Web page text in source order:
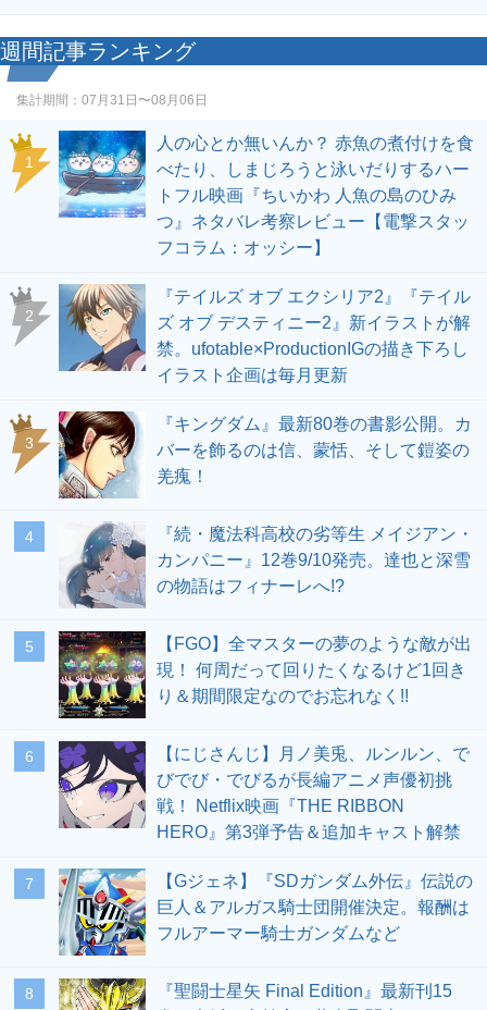
週間記事ランキング
集計期間： 07月31日〜08月06日
1
人の心とか無いんか？ 赤魚の煮付けを食
べたり、しまじろうと泳いだりするハー
トフル映画『ちいかわ 人魚の島のひみ
つ』ネタバレ考察レビュー【電撃スタッ
フコラム：オッシー】
2
『テイルズ オブ エクシリア2』『テイル
ズ オブ デスティニー2』新イラストが解
禁。ufotable×ProductionIGの描き下ろし
イラスト企画は毎月更新
3
『キングダム』最新80巻の書影公開。カ
バーを飾るのは信、蒙恬、そして鎧姿の
羌瘣！
4
『続・魔法科高校の劣等生 メイジアン・
カンパニー』12巻9/10発売。達也と深雪
の物語はフィナーレへ!?
5
【FGO】全マスターの夢のような敵が出
現！ 何周だって回りたくなるけど1回き
り＆期間限定なのでお忘れなく!!
6
【にじさんじ】月ノ美兎、ルンルン、で
びでび・でびるが長編アニメ声優初挑
戦！ Netflix映画『THE RIBBON
HERO』第3弾予告＆追加キャスト解禁
7
【Gジェネ】『SDガンダム外伝』伝説の
巨人＆アルガス騎士団開催決定。報酬は
フルアーマー騎士ガンダムなど
8
『聖闘士星矢 Final Edition』最新刊15